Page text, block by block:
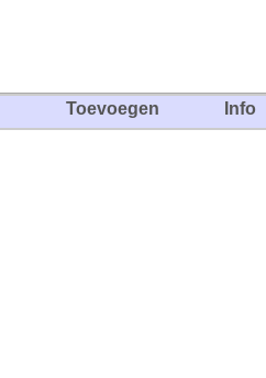
Toevoegen Info